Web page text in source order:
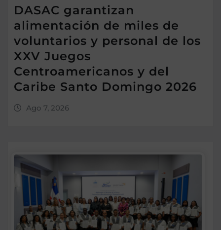
DASAC garantizan
alimentación de miles de
voluntarios y personal de los
XXV Juegos
Centroamericanos y del
Caribe Santo Domingo 2026
Ago 7, 2026